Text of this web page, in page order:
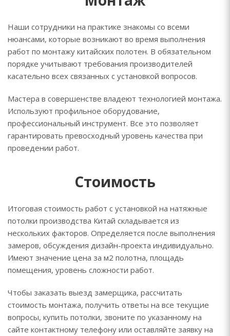
Наши сотрудники на практике знакомы со всеми
нюансами, которые возникают во время выполнения
работ по монтажу китайских полотен. В обязательном
порядке учитывают требования производителей
касательно всех связанных с установкой вопросов.
Мастера в совершенстве владеют технологией монтажа.
Используют профильное оборудование,
профессиональный инструмент. Все это позволяет
гарантировать превосходный уровень качества при
проведении работ.
Стоимость
Итоговая стоимость работ с установкой на натяжные
потолки производства Китай складывается из
нескольких факторов. Определяется после выполнения
замеров, обсуждения дизайн-проекта индивидуально.
Имеют значение цена за м2 полотна, площадь
помещения, уровень сложности работ.
Чтобы заказать выезд замерщика, рассчитать
стоимость монтажа, получить ответы на все текущие
вопросы, купить потолки, звоните по указанному на
сайте контактному телефону или оставляйте заявку на